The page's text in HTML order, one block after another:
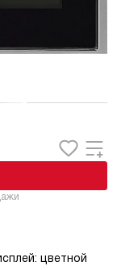
цветной